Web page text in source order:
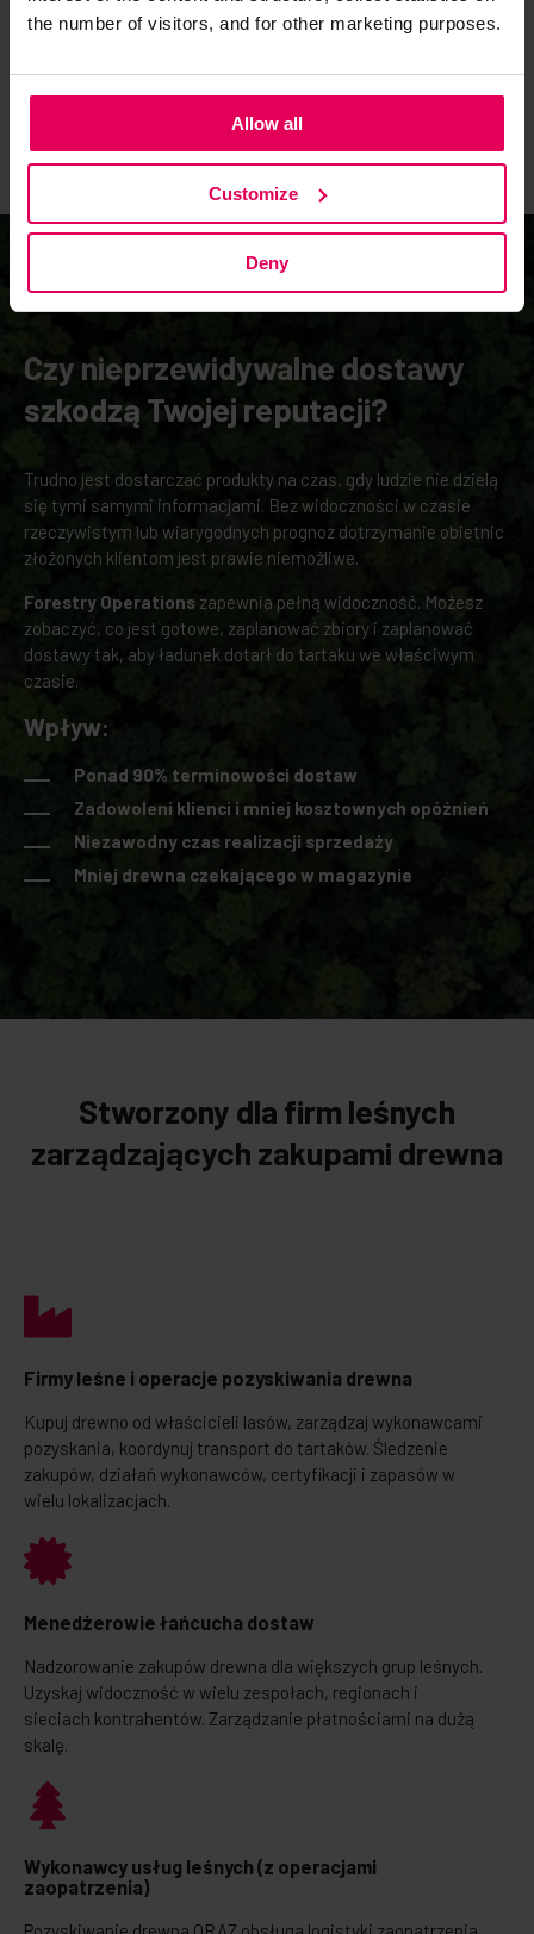
the number of visitors, and for other marketing purposes.
Allow all
Customize
Deny
dedykowanego personelu administracyjnego.
Czy nieprzewidywalne dostawy
szkodzą Twojej reputacji?
Trudno jest dostarczać produkty na czas, gdy ludzie nie dzielą
się tymi samymi informacjami. Bez widoczności w czasie
rzeczywistym lub wiarygodnych prognoz dotrzymanie obietnic
złożonych klientom jest prawie niemożliwe.
Forestry Operations zapewnia pełną widoczność. Możesz
zobaczyć, co jest gotowe, zaplanować zbiory i zaplanować
dostawy tak, aby ładunek dotarł do tartaku we właściwym
czasie.
Wpływ:
Ponad 90% terminowości dostaw
Zadowoleni klienci i mniej kosztownych opóźnień
Niezawodny czas realizacji sprzedaży
Mniej drewna czekającego w magazynie
Stworzony dla firm leśnych
zarządzających zakupami drewna
Firmy leśne i operacje pozyskiwania drewna
Kupuj drewno od właścicieli lasów, zarządzaj wykonawcami
pozyskania, koordynuj transport do tartaków. Śledzenie
zakupów, działań wykonawców, certyfikacji i zapasów w
wielu lokalizacjach.
Menedżerowie łańcucha dostaw
Nadzorowanie zakupów drewna dla większych grup leśnych.
Uzyskaj widoczność w wielu zespołach, regionach i
sieciach kontrahentów. Zarządzanie płatnościami na dużą
skalę.
Wykonawcy usług leśnych (z operacjami
zaopatrzenia)